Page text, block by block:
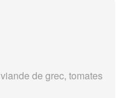
de grec, tomates